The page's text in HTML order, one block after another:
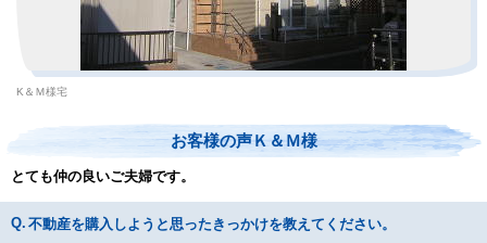
K＆Ｍ様宅
お客様の声Ｋ＆Ｍ様
とても仲の良いご夫婦です。
不動産を購入しようと思ったきっかけを教えてください。